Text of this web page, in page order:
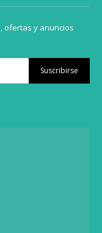
ofertas y anuncios
Suscribirse